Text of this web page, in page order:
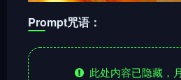
Prompt咒语：
此处内容已隐藏，